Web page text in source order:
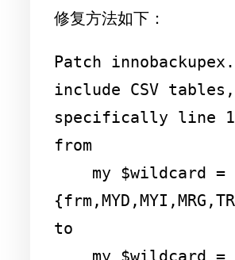
修复方法如下：
Patch
include CSV tables,
specifically line
from
to